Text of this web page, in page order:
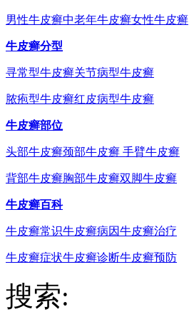
男性牛皮癣中老年牛皮癣女性牛皮癣
牛皮癣分型
寻常型牛皮癣关节病型牛皮癣
脓疱型牛皮癣红皮病型牛皮癣
牛皮癣部位
头部牛皮癣颈部牛皮癣 手臂牛皮癣
背部牛皮癣胸部牛皮癣双脚牛皮癣
牛皮癣百科
牛皮癣常识牛皮癣病因牛皮癣治疗
牛皮癣症状牛皮癣诊断牛皮癣预防
搜索: